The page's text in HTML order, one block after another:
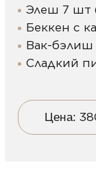
Элеш 7 шт
Беккен с
Вак-бэлиш
Сладкий
Цена: